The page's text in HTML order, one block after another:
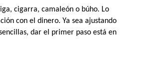
cigarra, camaleón o búho. Lo
con el dinero. Ya sea ajustando
dar el primer paso está en